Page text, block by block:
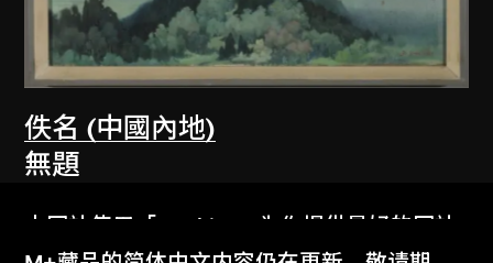
佚名 (中國內地)
無題
本网站使用「Cookies」为你提供最好的网站